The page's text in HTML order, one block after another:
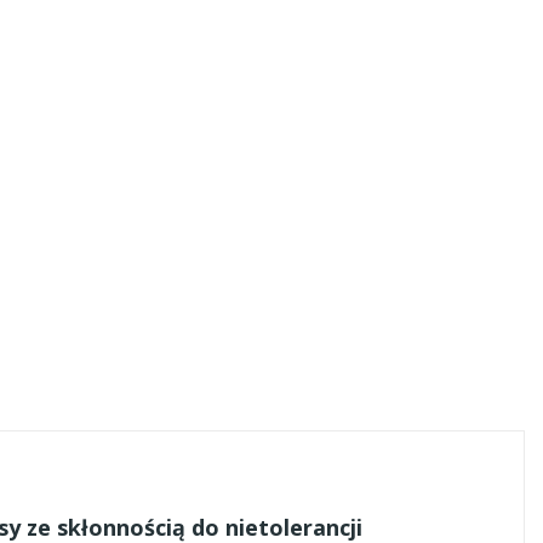
ze skłonnością do nietolerancji